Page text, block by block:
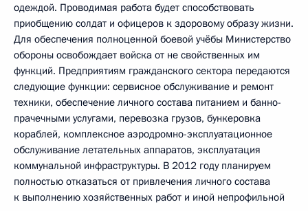
одеждой. Проводимая работа будет способствовать
приобщению солдат и офицеров к здоровому образу жизни.
Для обеспечения полноценной боевой учёбы Министерство
обороны освобождает войска от не свойственных им
функций. Предприятиям гражданского сектора передаются
следующие функции: сервисное обслуживание и ремонт
техники, обеспечение личного состава питанием и банно-
прачечными услугами, перевозка грузов, бункеровка
кораблей, комплексное аэродромно-эксплуатационное
обслуживание летательных аппаратов, эксплуатация
коммунальной инфраструктуры. В 2012 году планируем
полностью отказаться от привлечения личного состава
к выполнению хозяйственных работ и иной непрофильной